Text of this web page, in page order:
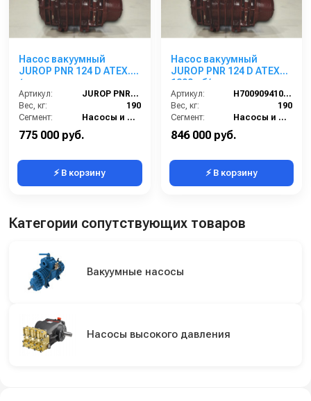
Насос вакуумный
JUROP PNR 124 D ATEX.
(левое вращение,
ручной клапан)
Артикул:
JUROP PNR 124 D ATEX. (левое вращение, ручной клапан)
Вес, кг:
190
Сегмент:
Насосы и насосные станции
775 000 руб.
⚡ В корзину
Насос вакуумный
JUROP PNR 124 D ATEX
1300 об/мин, левое
вращение, ручной
клапан
Артикул:
H700909410 NE
Вес, кг:
190
Сегмент:
Насосы и насосные станции
846 000 руб.
⚡ В корзину
Категории сопутствующих товаров
Вакуумные насосы
Насосы высокого давления